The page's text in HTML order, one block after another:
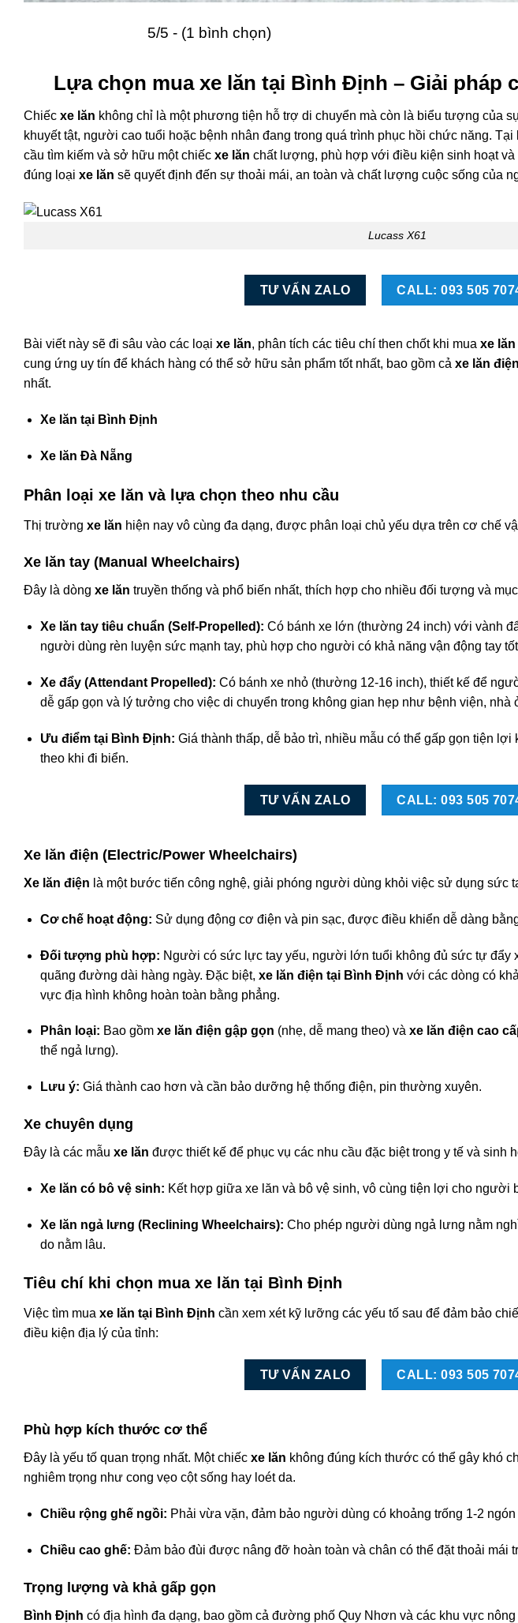
5/5 - (1 bình chọn)
Lựa chọn mua xe lăn tại Bình Định – Giải pháp
Chiếc xe lăn không chỉ là một phương tiện hỗ trợ di chuyển mà còn là biểu tượng của
khuyết tật, người cao tuổi hoặc bệnh nhân đang trong quá trình phục hồi chức năng. Tại
cầu tìm kiếm và sở hữu một chiếc xe lăn chất lượng, phù hợp với điều kiện sinh hoạt
đúng loại xe lăn sẽ quyết định đến sự thoải mái, an toàn và chất lượng cuộc sống của
Lucass X61
TƯ VẤN ZALO CALL: 093 505
Bài viết này sẽ đi sâu vào các loại xe lăn, phân tích các tiêu chí then chốt khi mua xe
cung ứng uy tín để khách hàng có thể sở hữu sản phẩm tốt nhất, bao gồm cả xe lăn
nhất.
Xe lăn tại Bình Định
Xe lăn Đà Nẵng
Phân loại xe lăn và lựa chọn theo nhu cầu
Thị trường xe lăn hiện nay vô cùng đa dạng, được phân loại chủ yếu dựa trên cơ chế
Xe lăn tay (Manual Wheelchairs)
Đây là dòng xe lăn truyền thống và phổ biến nhất, thích hợp cho nhiều đối tượng và
Xe lăn tay tiêu chuẩn (Self-Propelled): Có bánh xe lớn (thường 24 inch) với vành
người dùng rèn luyện sức mạnh tay, phù hợp cho người có khả năng vận động tay
Xe đẩy (Attendant Propelled): Có bánh xe nhỏ (thường 12-16 inch), thiết kế để
dễ gấp gọn và lý tưởng cho việc di chuyển trong không gian hẹp như bệnh viện, nhà
Ưu điểm tại Bình Định: Giá thành thấp, dễ bảo trì, nhiều mẫu có thể gấp gọn tiện
theo khi đi biển.
TƯ VẤN ZALO CALL: 093 505
Xe lăn điện (Electric/Power Wheelchairs)
Xe lăn điện là một bước tiến công nghệ, giải phóng người dùng khỏi việc sử dụng sức
Cơ chế hoạt động: Sử dụng động cơ điện và pin sạc, được điều khiển dễ dàng
Đối tượng phù hợp: Người có sức lực tay yếu, người lớn tuổi không đủ sức tự đẩy
quãng đường dài hàng ngày. Đặc biệt, xe lăn điện tại Bình Định với các dòng có
vực địa hình không hoàn toàn bằng phẳng.
Phân loại: Bao gồm xe lăn điện gập gọn (nhẹ, dễ mang theo) và xe lăn điện cao
thể ngả lưng).
Lưu ý: Giá thành cao hơn và cần bảo dưỡng hệ thống điện, pin thường xuyên.
Xe chuyên dụng
Đây là các mẫu xe lăn được thiết kế để phục vụ các nhu cầu đặc biệt trong y tế và sinh
Xe lăn có bô vệ sinh: Kết hợp giữa xe lăn và bô vệ sinh, vô cùng tiện lợi cho người
Xe lăn ngả lưng (Reclining Wheelchairs): Cho phép người dùng ngả lưng nằm
do nằm lâu.
Tiêu chí khi chọn mua xe lăn tại Bình Định
Việc tìm mua xe lăn tại Bình Định cần xem xét kỹ lưỡng các yếu tố sau để đảm bảo
điều kiện địa lý của tỉnh:
TƯ VẤN ZALO CALL: 093 505
Phù hợp kích thước cơ thể
Đây là yếu tố quan trọng nhất. Một chiếc xe lăn không đúng kích thước có thể gây khó
nghiêm trọng như cong vẹo cột sống hay loét da.
Chiều rộng ghế ngồi: Phải vừa vặn, đảm bảo người dùng có khoảng trống 1-2
Chiều cao ghế: Đảm bảo đùi được nâng đỡ hoàn toàn và chân có thể đặt thoải mái
Trọng lượng và khả gấp gọn
Bình Định có địa hình đa dạng, bao gồm cả đường phố Quy Nhơn và các khu vực nông